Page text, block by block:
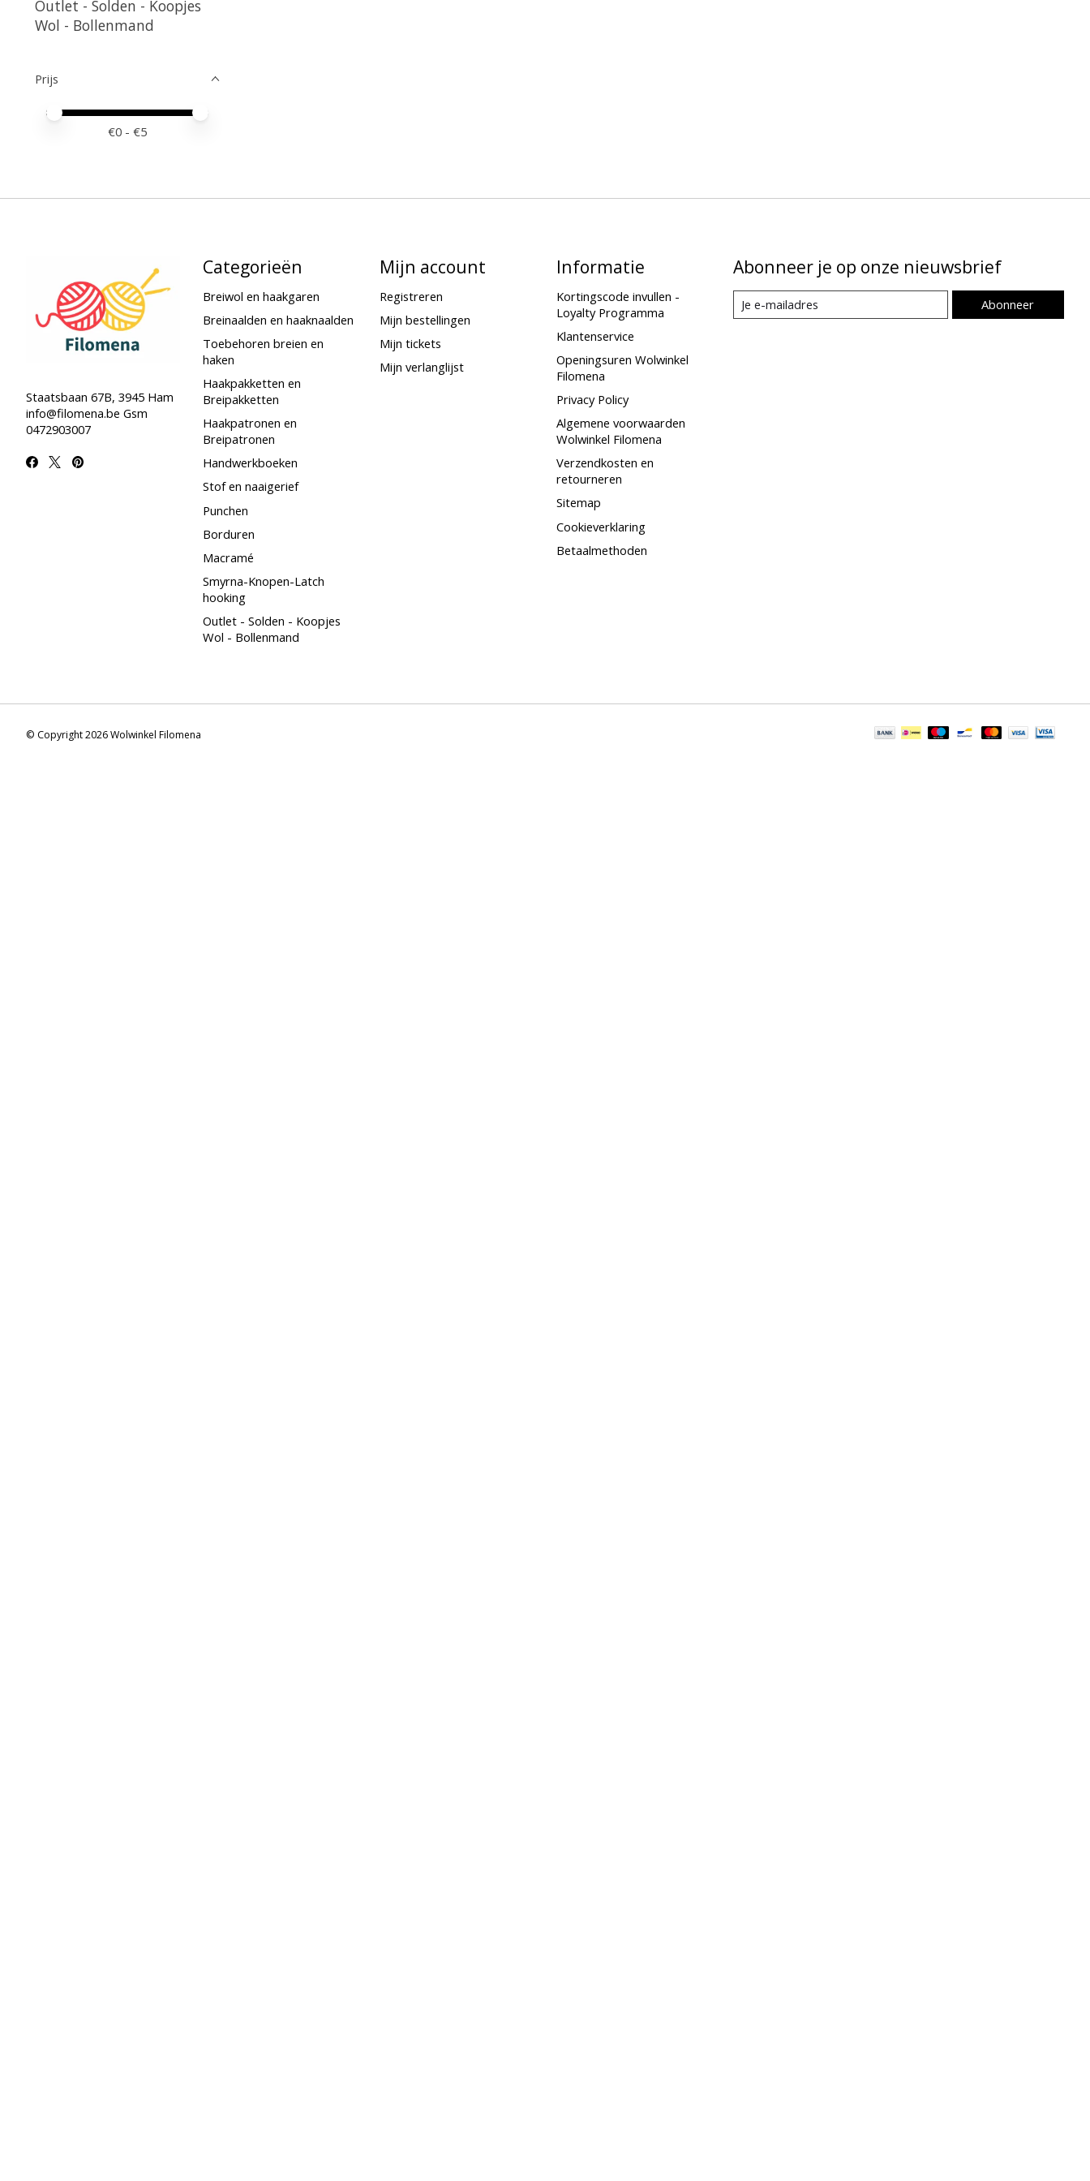
Outlet - Solden - Koopjes
Wol - Bollenmand
Prijs
Minimale prijswaarde
Price maximum value
€0 - €5
Staatsbaan 67B, 3945 Ham
info@filomena.be Gsm
0472903007
Categorieën
Breiwol en haakgaren
Breinaalden en haaknaalden
Toebehoren breien en
haken
Haakpakketten en
Breipakketten
Haakpatronen en
Breipatronen
Handwerkboeken
Stof en naaigerief
Punchen
Borduren
Macramé
Smyrna-Knopen-Latch
hooking
Outlet - Solden - Koopjes
Wol - Bollenmand
Mijn account
Registreren
Mijn bestellingen
Mijn tickets
Mijn verlanglijst
Informatie
Kortingscode invullen -
Loyalty Programma
Klantenservice
Openingsuren Wolwinkel
Filomena
Privacy Policy
Algemene voorwaarden
Wolwinkel Filomena
Verzendkosten en
retourneren
Sitemap
Cookieverklaring
Betaalmethoden
Abonneer je op onze nieuwsbrief
Abonneer
© Copyright 2026 Wolwinkel Filomena